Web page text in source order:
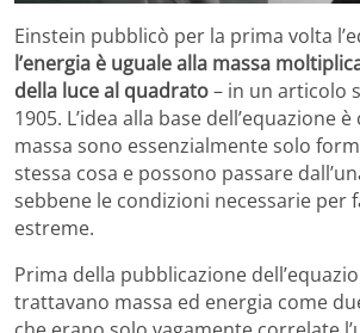
Einstein pubblicò per la prima volta
l’energia è uguale alla massa
della luce al quadrato– in un articolo
1905. L’idea alla base dell’equazione è
massa sono essenzialmente solo
stessa cosa e possono passare
sebbene le condizioni necessarie per
estreme.
Prima della pubblicazione
trattavano massa ed energia come